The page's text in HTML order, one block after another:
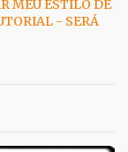
MEU ESTILO DE
- SERÁ